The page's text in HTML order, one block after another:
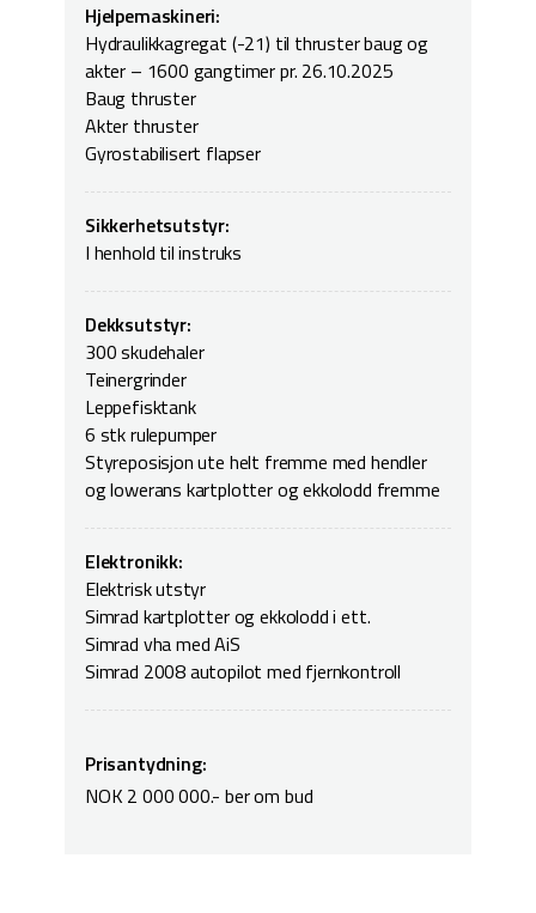
Hjelpemaskineri:
Hydraulikkagregat (-21) til thruster baug og
akter – 1600 gangtimer pr. 26.10.2025
Baug thruster
Akter thruster
Gyrostabilisert flapser
Sikkerhetsutstyr:
I henhold til instruks
Dekksutstyr:
300 skudehaler
Teinergrinder
Leppefisktank
6 stk rulepumper
Styreposisjon ute helt fremme med hendler
og lowerans kartplotter og ekkolodd fremme
Elektronikk:
Elektrisk utstyr
Simrad kartplotter og ekkolodd i ett.
Simrad vha med AiS
Simrad 2008 autopilot med fjernkontroll
Prisantydning:
NOK 2 000 000.- ber om bud